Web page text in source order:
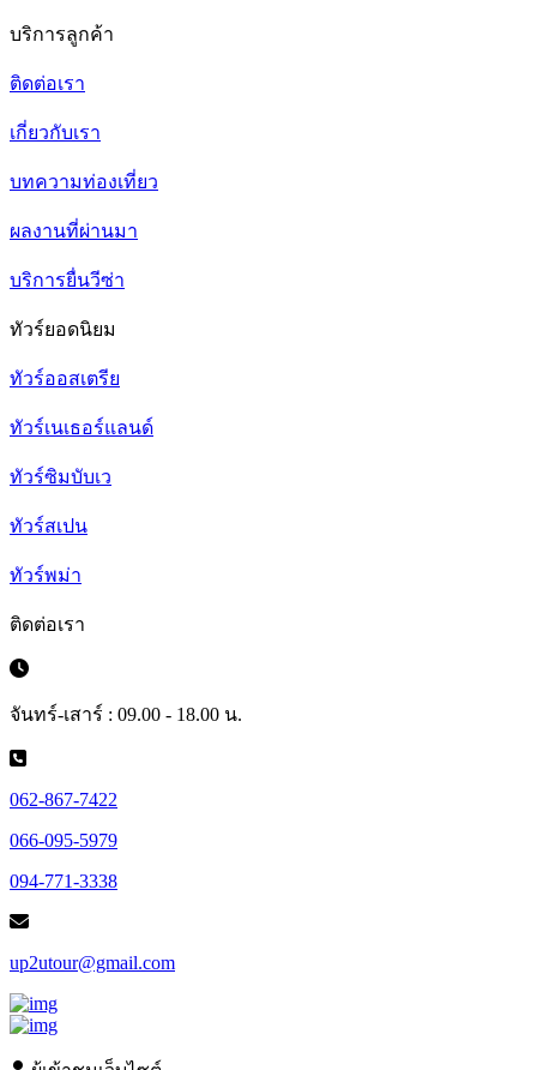
บริการลูกค้า
ติดต่อเรา
เกี่ยวกับเรา
บทความท่องเที่ยว
ผลงานที่ผ่านมา
บริการยื่นวีซ่า
ทัวร์ยอดนิยม
ทัวร์ออสเตรีย
ทัวร์เนเธอร์แลนด์
ทัวร์ซิมบับเว
ทัวร์สเปน
ทัวร์พม่า
ติดต่อเรา
จันทร์-เสาร์ : 09.00 - 18.00 น.
062-867-7422
066-095-5979
094-771-3338
up2utour@gmail.com